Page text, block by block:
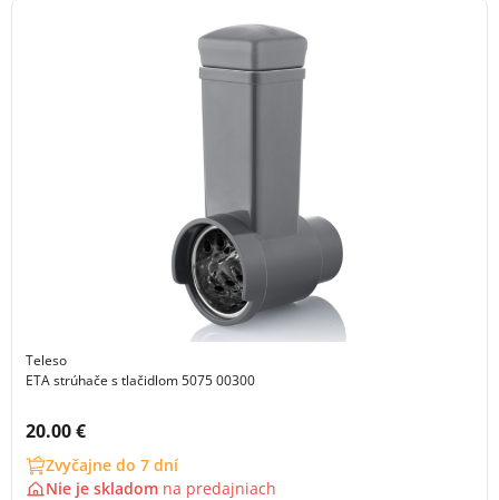
Teleso
ETA strúhače s tlačidlom 5075 00300
Cena s DPH:
20.00 €
Zvyčajne do 7 dní
Nie je skladom na predajniach